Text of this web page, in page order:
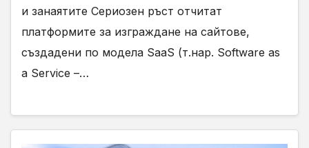
и занаятите Сериозен ръст отчитат
платформите за изграждане на сайтове,
създадени по модела SaaS (т.нар. Software as
a Service –…